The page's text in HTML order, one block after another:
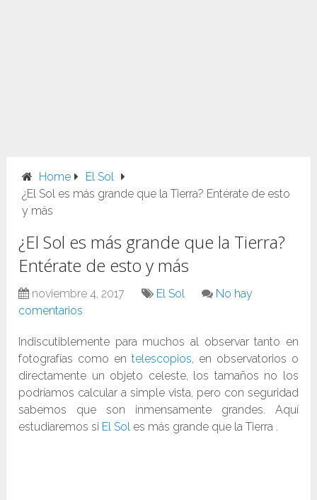
Home
El Sol
¿El Sol es más grande que la Tierra? Entérate de esto
y más
¿El Sol es más grande que la Tierra?
Entérate de esto y más
noviembre 4, 2017 El Sol
No hay
comentarios
Indiscutiblemente para muchos al observar tanto en
fotografías como en telescopios, en observatorios o
directamente un objeto celeste, los tamaños no los
podríamos calcular a simple vista, pero con seguridad
sabemos que son inmensamente grandes. Aquí
estudiaremos si El Sol es más grande que la Tierra .